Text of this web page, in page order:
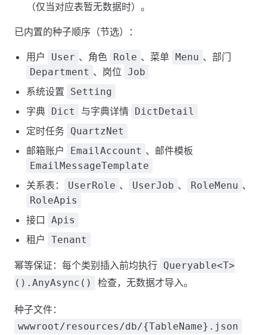
（仅当对应表暂无数据时）。
已内置的种子顺序（节选）：
用户 User 、角色 Role 、菜单 Menu 、部门
Department 、岗位 Job
系统设置 Setting
字典 Dict 与字典详情 DictDetail
定时任务 QuartzNet
邮箱账户 EmailAccount 、邮件模板
EmailMessageTemplate
关系表： UserRole 、 UserJob 、 RoleMenu 、
RoleApis
接口 Apis
租户 Tenant
幂等保证：每个类别插入前均执行 Queryable<T>
().AnyAsync()
检查，无数据才导入。
种子文件：
wwwroot/resources/db/{TableName}.json